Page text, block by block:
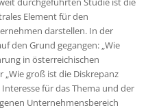
Element für den
darstellen. In der
den Grund gegangen: „Wie
in österreichischen
groß ist die Diskrepanz
für das Thema und der
Unternehmensbereich